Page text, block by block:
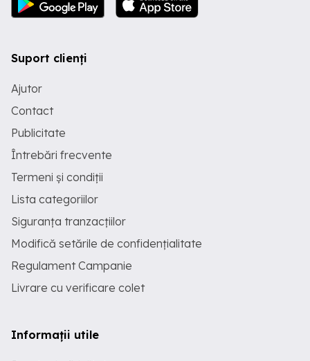
Suport clienți
Ajutor
Contact
Publicitate
Întrebări frecvente
Termeni și condiții
Lista categoriilor
Siguranța tranzacțiilor
Modifică setările de confidențialitate
Regulament Campanie
Livrare cu verificare colet
Informații utile